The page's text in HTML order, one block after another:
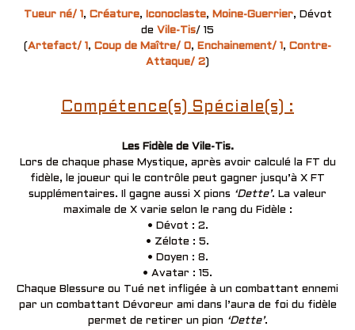
Tueur né/ 1 , Créature, Iconoclaste, Moine-Guerrier, Dévot
de Vile-Tis/ 15
(Artefact/ 1 , Coup de Maître/ 0, Enchainement/ 1 , Contre-
Attaque/ 2)
Compétence(s) Spéciale(s) :
Les Fidèle de Vile-Tis.
Lors de chaque phase Mystique, après avoir calculé la FT du
fidèle, le joueur qui le contrôle peut gagner jusqu’à X FT
supplémentaires. Il gagne aussi X pions ‘Dette’. La valeur
maximale de X varie selon le rang du Fidèle :
• Dévot : 2.
• Zélote : 5.
• Doyen : 8.
• Avatar : 15.
Chaque Blessure ou Tué net infligée à un combattant ennemi
par un combattant Dévoreur ami dans l’aura de foi du fidèle
permet de retirer un pion ‘Dette’.